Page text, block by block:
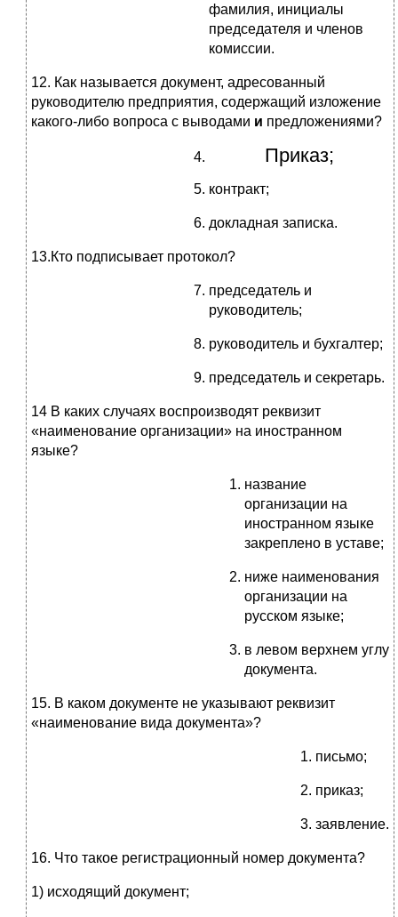
фамилия, инициалы
председателя и членов
комиссии.
12. Как называется документ, адресованный
руководителю предприятия, содержащий изложение
какого-либо вопроса с выводами и предложениями?
Приказ;
контракт;
докладная записка.
13.Кто подписывает протокол?
председатель и
руководитель;
руководитель и бухгалтер;
председатель и секретарь.
14 В каких случаях воспроизводят реквизит
«наименование организации» на иностранном
языке?
название
организации на
иностранном языке
закреплено в уставе;
ниже наименования
организации на
русском языке;
в левом верхнем углу
документа.
15. В каком документе не указывают реквизит
«наименование вида документа»?
письмо;
приказ;
заявление.
16. Что такое регистрационный номер документа?
1) исходящий документ;